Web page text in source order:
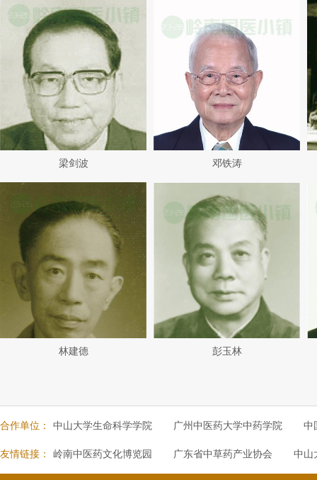
梁剑波 邓铁涛
林建德 彭玉林
合作单位： 中山大学生命科学学院 广州中医药大学中药学院 中
友情链接： 岭南中医药文化博览园 广东省中草药产业协会 中山